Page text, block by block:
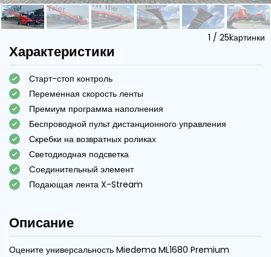
1 / 25kартинки
Характеристики
Старт-стоп контроль
Переменная скорость ленты
Премиум программа наполнения
Беспроводной пульт дистанционного управления
Скребки на возвратных роликах
Светодиодная подсветка
Cоединительный элемент
Подающая лента X-Stream
Описание
Оцените универсальность Miedema ML1680 Premium